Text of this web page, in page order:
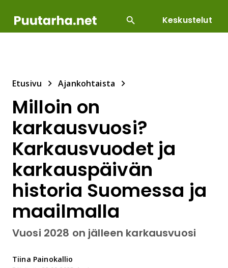
Keskustelut
Etusivu Ajankohtaista
Milloin on
karkausvuosi?
Karkausvuodet ja
karkauspäivän
historia Suomessa ja
maailmalla
Vuosi 2028 on jälleen karkausvuosi
Tiina Painokallio